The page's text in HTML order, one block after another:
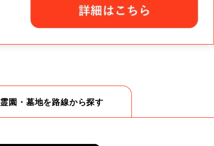
霊園・墓地を路線から探す